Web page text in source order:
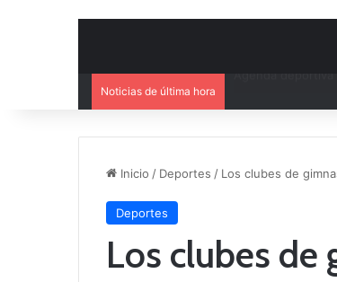
Noticias de última hora
Inicio / Deportes / Los clubes de
Deportes
Los clubes de